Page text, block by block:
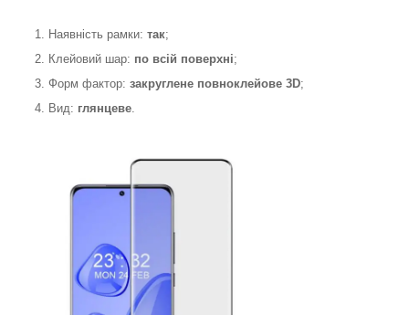
1. Наявність рамки: так;
2. Клейовий шар: по всій поверхні;
3. Форм фактор: закруглене повноклейове 3D;
4. Вид: глянцеве.